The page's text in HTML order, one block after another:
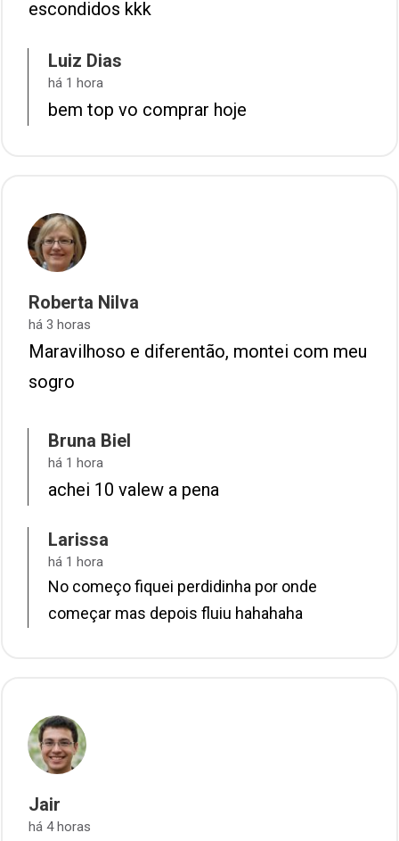
escondidos kkk
Luiz Dias
há 1 hora
bem top vo comprar hoje
Roberta Nilva
há 3 horas
Maravilhoso e diferentão, montei com meu
sogro
Bruna Biel
há 1 hora
achei 10 valew a pena
Larissa
há 1 hora
No começo fiquei perdidinha por onde
começar mas depois fluiu hahahaha
Jair
há 4 horas